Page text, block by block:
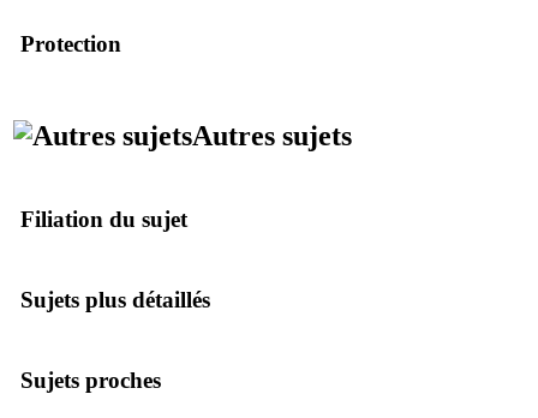
Protection
Autres sujets
Filiation du sujet
Sujets plus détaillés
Sujets proches